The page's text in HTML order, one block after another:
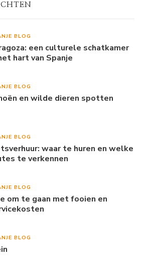
BLOG
een culturele schatkamer
hart van Spanje
BLOG
en wilde dieren spotten
BLOG
waar te huren en welke
te verkennen
BLOG
om te gaan met fooien en
BLOG